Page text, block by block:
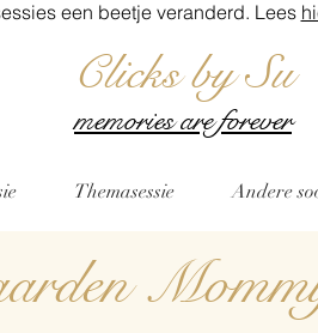
een beetje veranderd. Lees
Clicks by Su
memories are forever
Themasessie Andere